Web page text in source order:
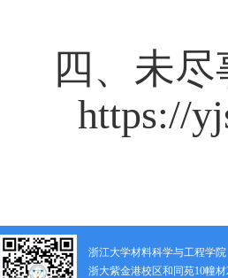
四、未
https://
浙江大学材料科学与工程学院
浙大紫金港校区和同苑10幢材